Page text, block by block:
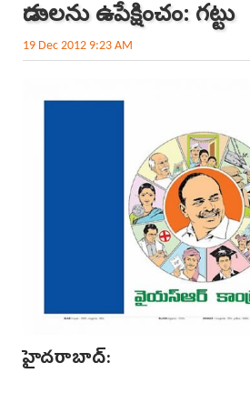
దాడులను ఉపేక్షించం: గట్టు
19 Dec 2012 9:23 AM
హైదరాబాద్: